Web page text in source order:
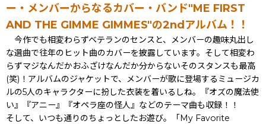
ー・メンバーからなるカバー・バンド"ME FIRST
AND THE GIMME GIMMES"の2ndアルバム！！
今作でも相変わらずベテランのセンスと、メンバーの趣味丸出し
な選曲で往年のヒット曲のカバーを披露しています。そして相変わ
らずマジなんだかおふざけなんだか分からないそのスタンスも最高
(笑)！アルバムのジャケットで、メンバーが歌に登場するミュージカ
ルの5人のキャラクターに扮した衣装を着いるしね。『オズの魔法使
い』『アニー』『オペラ座の怪人』などのテーマ曲も収録！！
そして、いつも通りのちょっとしたお遊び。「My Favorite